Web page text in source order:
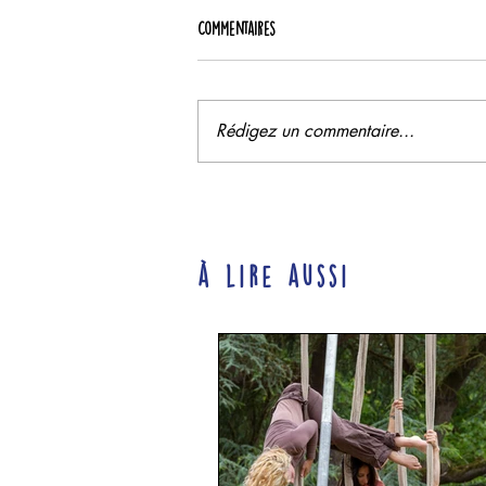
Commentaires
Rédigez un commentaire...
à lire aussi